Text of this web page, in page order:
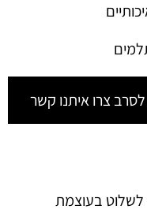
צרו איתנו קשר
בעוצמת